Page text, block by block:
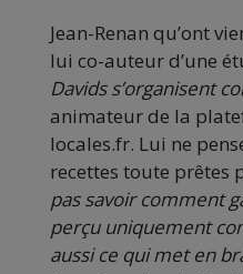
Jean-Renan qu’ont
lui co-auteur d’une
Davids s’organisent
animateur de la
locales.fr. Lui ne
recettes toute prêtes
pas savoir comment
perçu uniquement
aussi ce qui met en